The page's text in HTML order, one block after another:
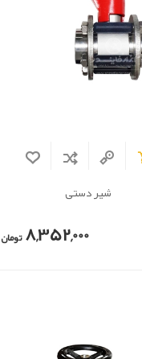
شیر دستی
8,352,000 تومان